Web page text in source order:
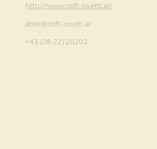
http://www.stift-zwettl.at/
abtei@stift-zwettl.at
+43 (28 22) 20202